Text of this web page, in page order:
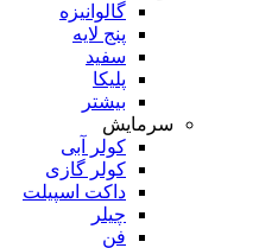
گالوانیزه
پنج لایه
سفید
پلیکا
بیشتر
سرمایش
کولر آبی
کولر گازی
داکت اسپیلت
چیلر
فن